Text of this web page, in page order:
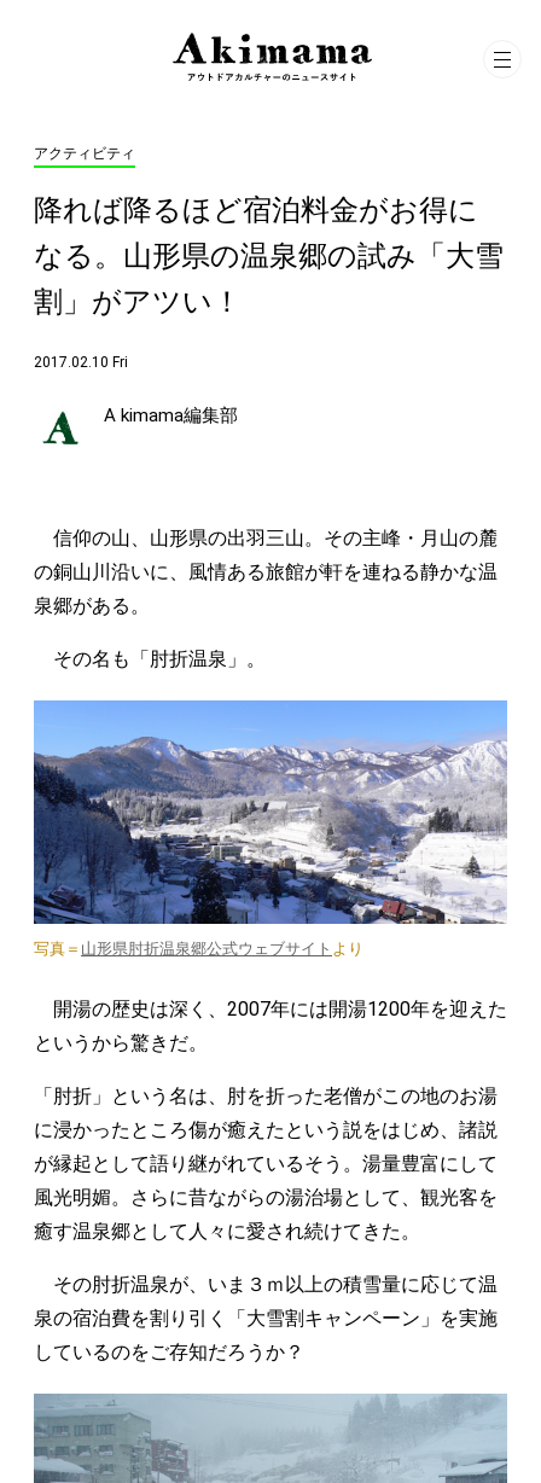
アクティビティ
降れば降るほど宿泊料金がお得に
なる。山形県の温泉郷の試み「大雪
割」がアツい！
2017.02.10 Fri
A kimama編集部
信仰の山、山形県の出羽三山。その主峰・月山の麓
の銅山川沿いに、風情ある旅館が軒を連ねる静かな温
泉郷がある。
その名も「肘折温泉」。
写真＝ 山形県肘折温泉郷公式ウェブサイト より
開湯の歴史は深く、2007年には開湯1200年を迎えた
というから驚きだ。
「肘折」という名は、肘を折った老僧がこの地のお湯
に浸かったところ傷が癒えたという説をはじめ、諸説
が縁起として語り継がれているそう。湯量豊富にして
風光明媚。さらに昔ながらの湯治場として、観光客を
癒す温泉郷として人々に愛され続けてきた。
その肘折温泉が、いま３ｍ以上の積雪量に応じて温
泉の宿泊費を割り引く「大雪割キャンペーン」を実施
しているのをご存知だろうか？